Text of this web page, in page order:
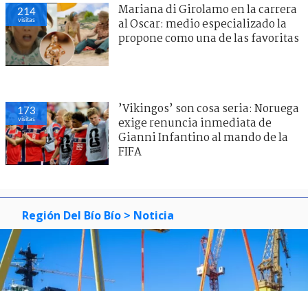
214
visitas
Mariana di Girolamo en la carrera
al Oscar: medio especializado la
propone como una de las favoritas
173
visitas
’Vikingos’ son cosa seria: Noruega
exige renuncia inmediata de
Gianni Infantino al mando de la
FIFA
Región Del Bío Bío > Noticia